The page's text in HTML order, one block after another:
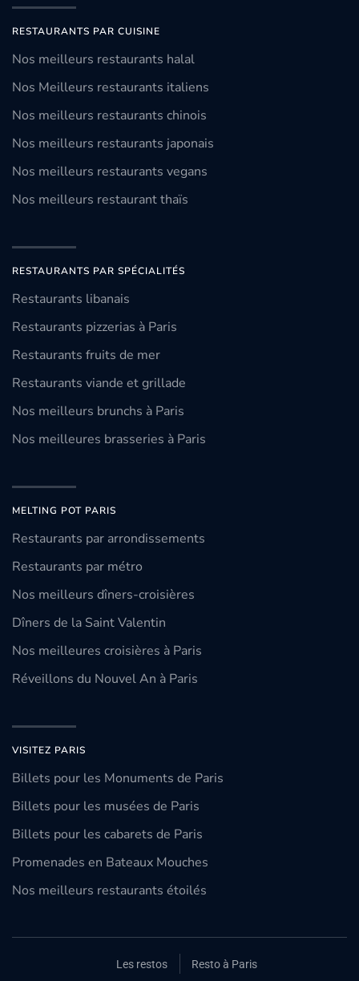
RESTAURANTS PAR CUISINE
Nos meilleurs restaurants halal
Nos Meilleurs restaurants italiens
Nos meilleurs restaurants chinois
Nos meilleurs restaurants japonais
Nos meilleurs restaurants vegans
Nos meilleurs restaurant thaïs
RESTAURANTS PAR SPÉCIALITÉS
Restaurants libanais
Restaurants pizzerias à Paris
Restaurants fruits de mer
Restaurants viande et grillade
Nos meilleurs brunchs à Paris
Nos meilleures brasseries à Paris
MELTING POT PARIS
Restaurants par arrondissements
Restaurants par métro
Nos meilleurs dîners-croisières
Dîners de la Saint Valentin
Nos meilleures croisières à Paris
Réveillons du Nouvel An à Paris
VISITEZ PARIS
Billets pour les Monuments de Paris
Billets pour les musées de Paris
Billets pour les cabarets de Paris
Promenades en Bateaux Mouches
Nos meilleurs restaurants étoilés
Les restos Resto à Paris